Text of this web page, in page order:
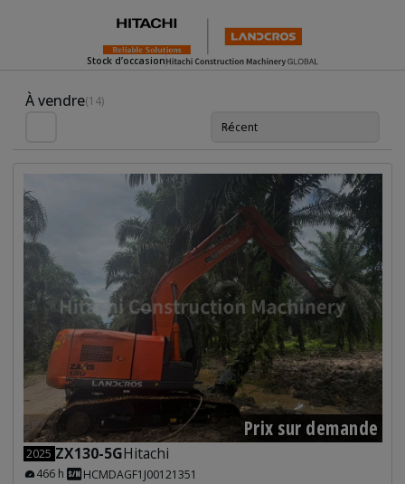
Stock d’occasion
Used Inventory For Sale
À vendre(14)
Récent
Prix sur demande
2025 ZX130-5GHitachi
466 h
HCMDAGF1J00121351